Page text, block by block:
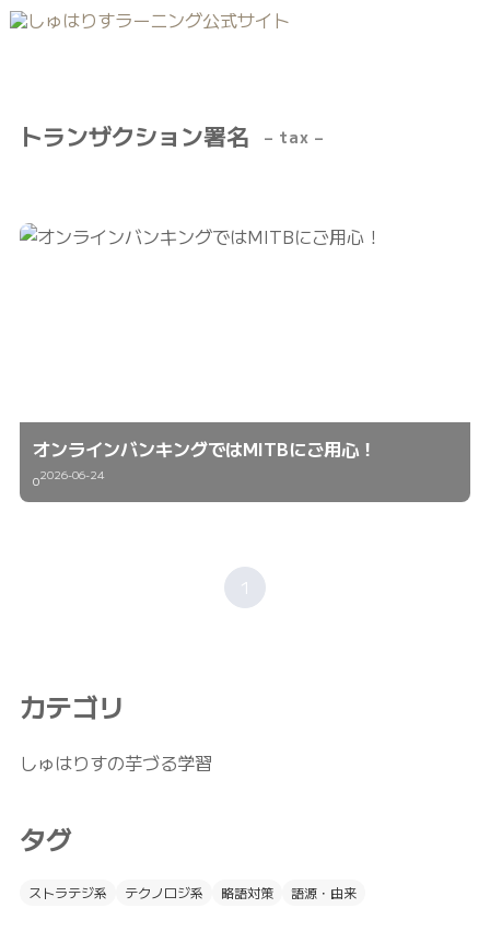
トランザクション署名 – tax –
オンラインバンキングではMITBにご用心！
02026-06-24
1
カテゴリ
しゅはりすの芋づる学習
タグ
ストラテジ系 テクノロジ系 略語対策 語源・由来